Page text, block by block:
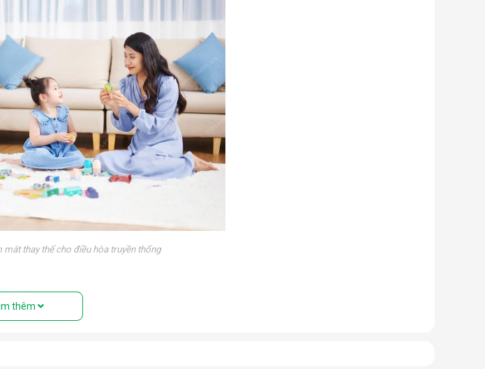
mát thay thế cho điều hòa truyền thống
Nếu nhìn từ bên ngoài, rất nhiều người nhầm tưởng rằng thiết bị này là quạt hơi nước.
nóng, dàn lạnh, máy nén, khí gas, ống dẫn gas, bảng điều khiển,... giống như một chiếc
thêm